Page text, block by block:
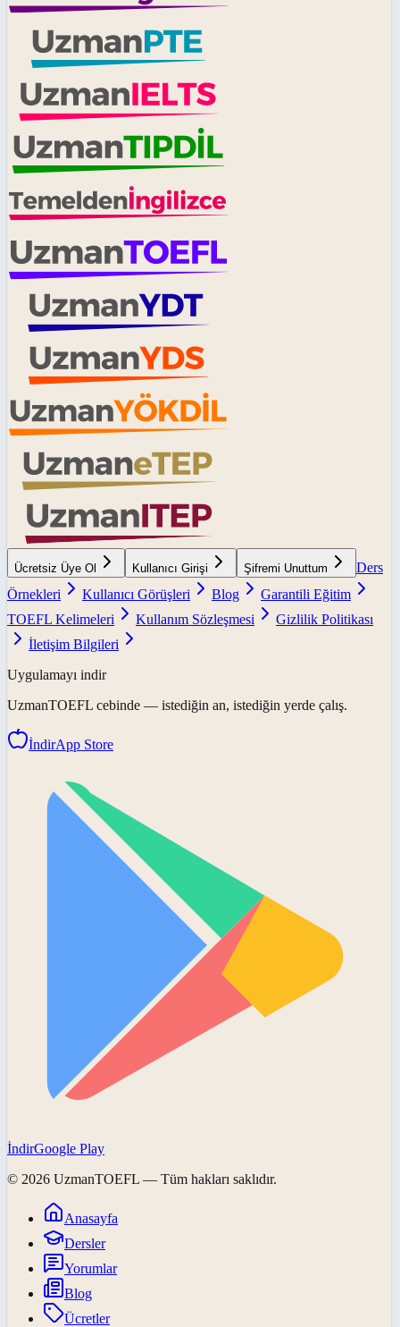
Ücretsiz Üye Ol Kullanıcı Girişi Şifremi Unuttum
Ders
Örnekleri
Kullanıcı Görüşleri Blog
Garantili Eğitim
TOEFL Kelimeleri
Kullanım Sözleşmesi
Gizlilik Politikası
İletişim Bilgileri
Uygulamayı indir
UzmanTOEFL cebinde — istediğin an, istediğin yerde çalış.
İndirApp Store
İndirGoogle Play
© 2026 UzmanTOEFL — Tüm hakları saklıdır.
Anasayfa
Dersler
Yorumlar
Blog
Ücretler